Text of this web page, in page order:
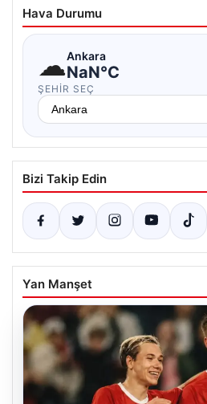
Hava Durumu
☁Ankara
NaN°C
ŞEHIR SEÇ
Bizi Takip Edin
Yan Manşet